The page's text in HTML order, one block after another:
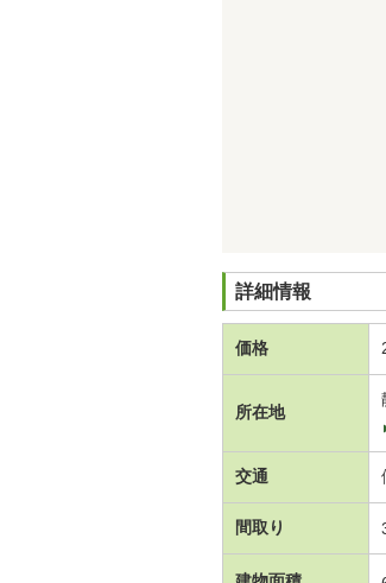
詳細情報
価格
所在地
交通
間取り